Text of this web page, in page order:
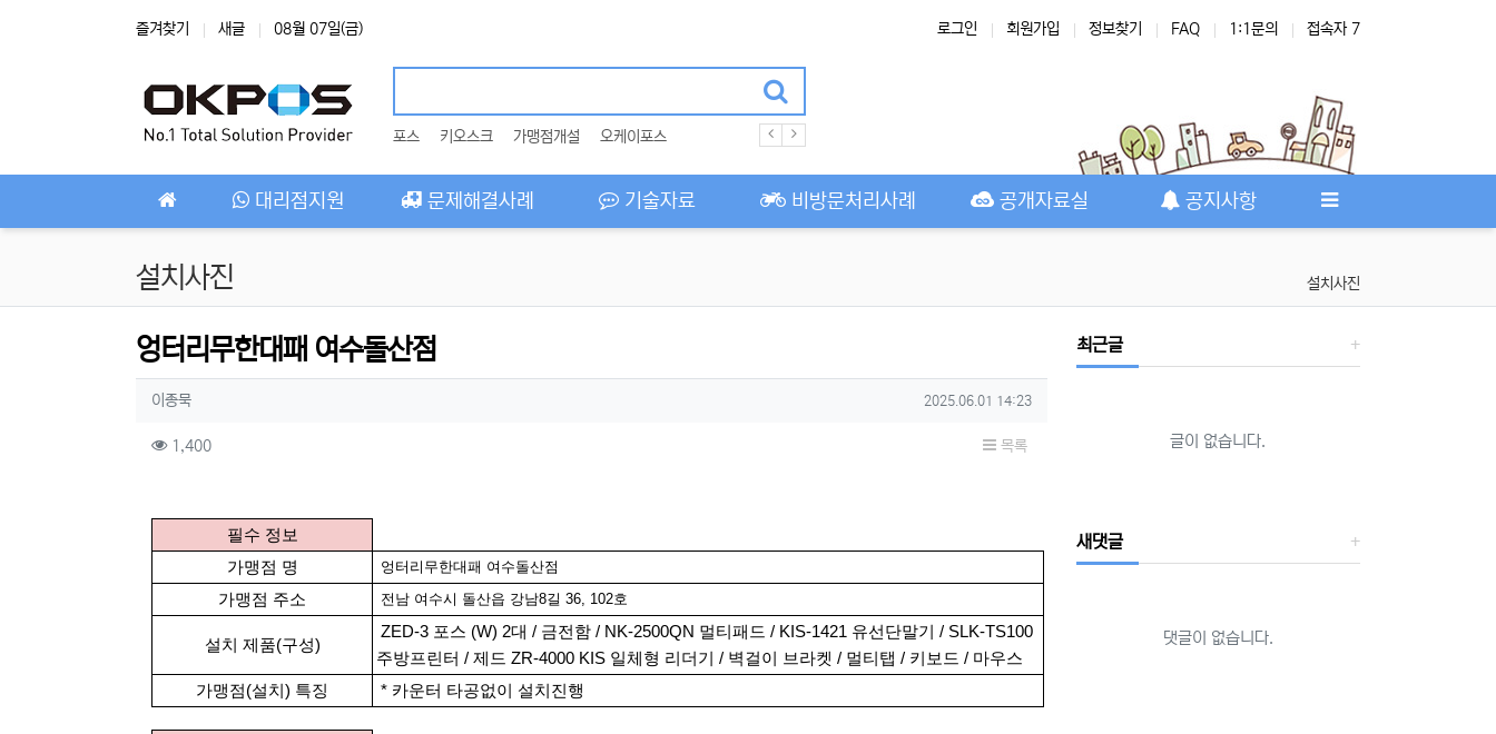
즐겨찾기 새글 08월 07일(금) 로그인 회원가입 정보찾기 FAQ 1:1문의 접속자 7
포스 키오스크 가맹점개설 오케이포스
대리점지원 문제해결사례 기술자료 비방문처리사례 공개자료실 공지사항
설치사진 설치사진
엉터리무한대패 여수돌산점
작성자 정보
이종묵작성 작성일
2025.06.01 14:23
컨텐츠 정보
1,400조회 목록
필수 정보
가맹점 명
엉터리무한대패 여수돌산점
가맹점 주소 전남 여수시 돌산읍 강남8길 36, 102호
설치 제품(구성)
ZED-3 포스 (W) 2대 / 금전함 / NK-2500QN 멀티패드 / KIS-1421 유선단말기 / SLK-TS100
주방프린터 / 제드 ZR-4000 KIS 일체형 리더기 / 벽걸이 브라켓 / 멀티탭 / 키보드 / 마우스
가맹점(설치) 특징
* 카운터 타공없이 설치진행
최근글
글이 없습니다.
새댓글
댓글이 없습니다.